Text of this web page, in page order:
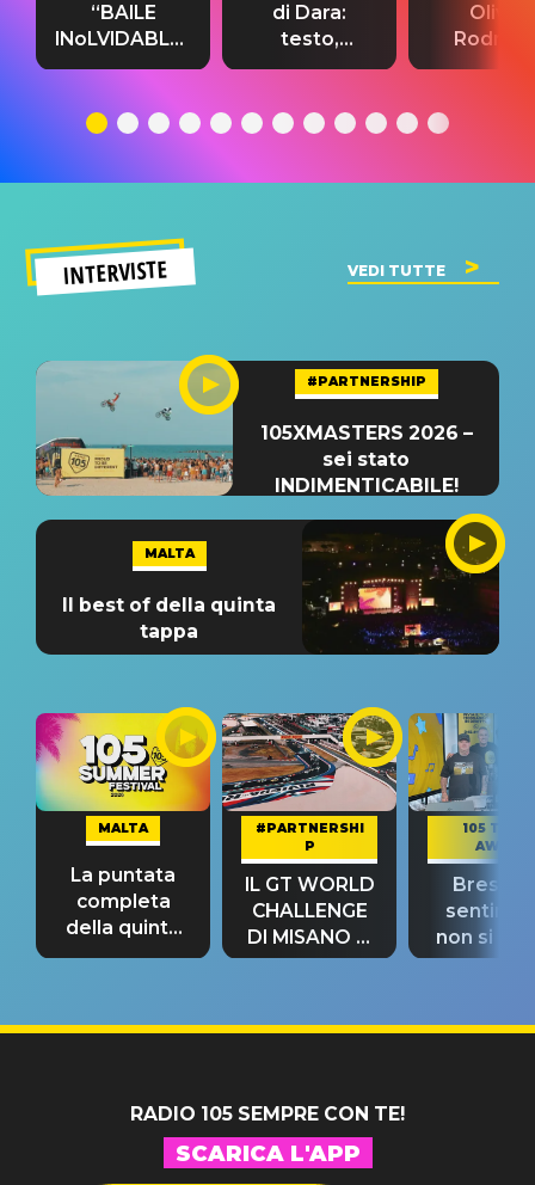
“BAILE
INoLVIDABLE”:
testo,
significato
di Dara:
testo,
traduzione e
del singolo
Olivia
testo,
INTERVISTE VEDI TUTTE
#PARTNERSHIP
105XMASTERS 2026 –
sei stato
INDIMENTICABILE!
MALTA
Il best of della quinta
tappa
MALTA
La puntata
completa
della quinta
tappa
#PARTNERSHI
P
IL GT WORLD
CHALLENGE
DI MISANO si
riconferma
105 TAKE
AWAY
Bresh:
non si
fino alla
RADIO 105 SEMPRE CON TE!
SCARICA L'APP